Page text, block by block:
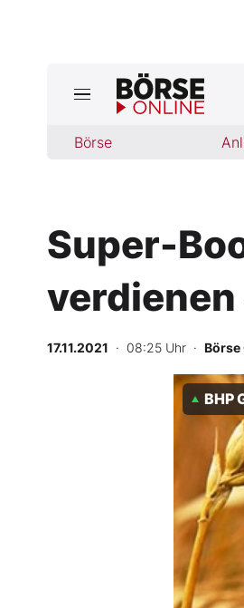
Börse
Börse
Finanz-Check
Abo & Shop
BO-
Experten
Mein
Folgen Sie uns
Super-
verdienen
17.11.2021 · 08:25 Uhr · Börse
BHP